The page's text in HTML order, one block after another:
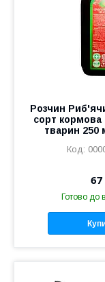
Розчин
сорт
тварин 250
67
Готово до